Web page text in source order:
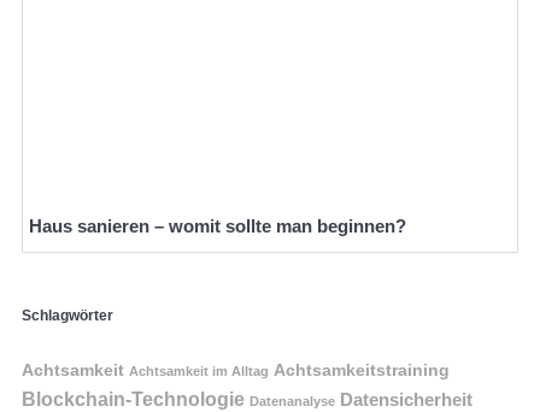
Haus sanieren – womit sollte man beginnen?
Schlagwörter
Achtsamkeit Achtsamkeit im Alltag Achtsamkeitstraining
Blockchain-Technologie Datenanalyse Datensicherheit